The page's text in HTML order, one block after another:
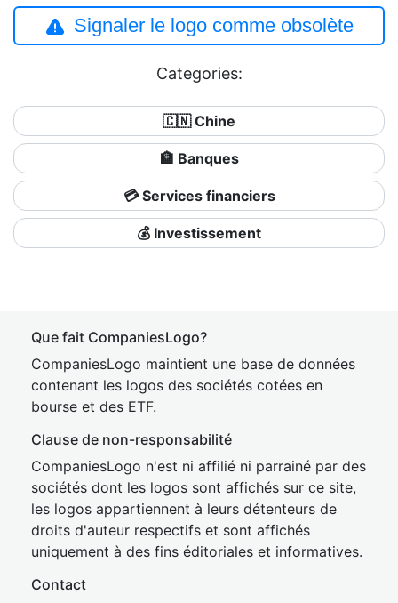
Signaler le logo comme obsolète
Categories:
🇨🇳 Chine
🏦 Banques
💳 Services financiers
💰 Investissement
Que fait CompaniesLogo?
CompaniesLogo maintient une base de données
contenant les logos des sociétés cotées en
bourse et des ETF.
Clause de non-responsabilité
CompaniesLogo n'est ni affilié ni parrainé par des
sociétés dont les logos sont affichés sur ce site,
les logos appartiennent à leurs détenteurs de
droits d'auteur respectifs et sont affichés
uniquement à des fins éditoriales et informatives.
Contact